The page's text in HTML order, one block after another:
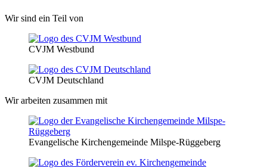
Wir sind ein Teil von
CVJM Westbund
CVJM Deutschland
Wir arbeiten zusammen mit
Evangelische Kirchengemeinde Milspe-Rüggeberg